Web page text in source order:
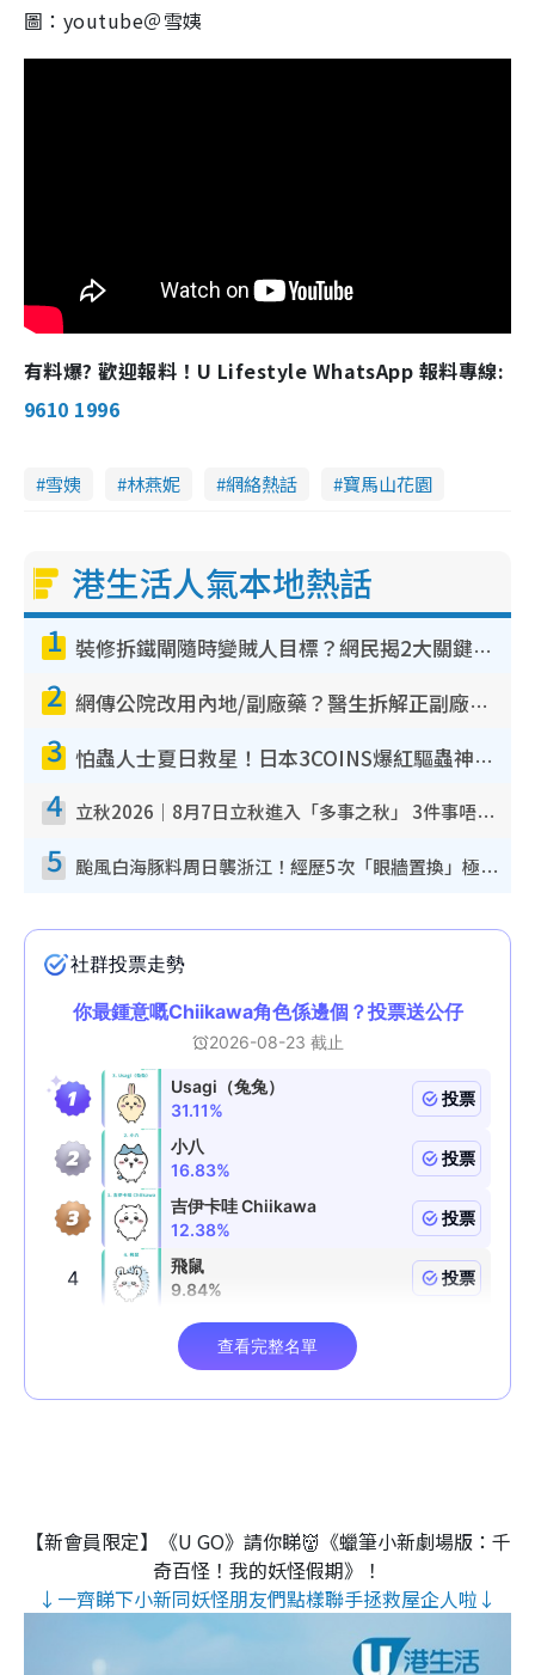
圖：youtube＠雪姨
有料爆? 歡迎報料！U Lifestyle WhatsApp 報料專線:
9610 1996
雪姨 林燕妮 網絡熱話 寶馬山花園
港生活人氣本地熱話
1 裝修拆鐵閘隨時變賊人目標？網民揭2大關鍵用途：裝新式等於白裝？附新舊鐵閘分別
2 網傳公院改用內地/副廠藥？醫生拆解正副廠分別 揭4類人換藥隨時出事
3 怕蟲人士夏日救星！日本3COINS爆紅驅蟲神器$45起 1招「全程免觸碰」輕鬆搞定小強
4 立秋2026｜8月7日立秋進入「多事之秋」 3件事唔做得！專家教6招開運 清枱頭／銀包納氣接好運
5 颱風白海豚料周日襲浙江！經歷5次「眼牆置換」極罕見 成登陸內地最長途颱風
【新會員限定】《U GO》請你睇👹《蠟筆小新劇場版：千
奇百怪！我的妖怪假期》！
↓一齊睇下小新同妖怪朋友們點樣聯手拯救屋企人啦↓